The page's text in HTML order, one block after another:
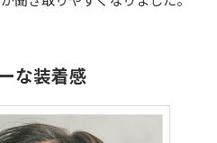
な装着感